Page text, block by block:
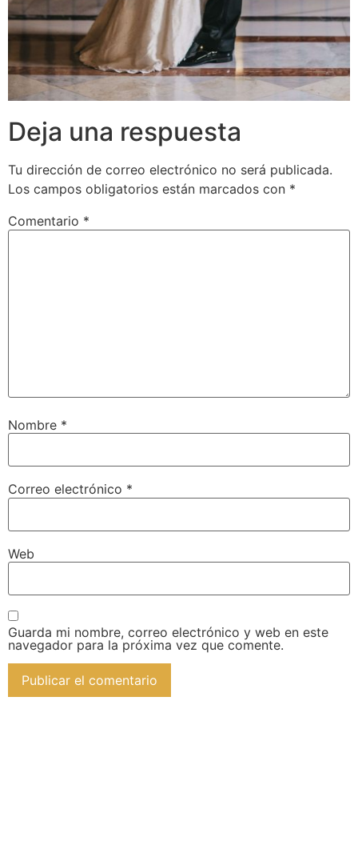
Deja una respuesta
Tu dirección de correo electrónico no será publicada.
Los campos obligatorios están marcados con *
Comentario *
Nombre *
Correo electrónico *
Web
Guarda mi nombre, correo electrónico y web en este
navegador para la próxima vez que comente.